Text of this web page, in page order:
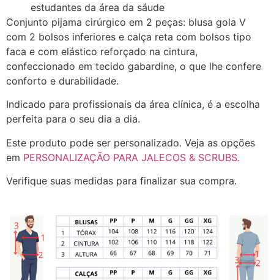
estudantes da área da sáude
Conjunto pijama cirúrgico em 2 peças: blusa gola V
com 2 bolsos inferiores e calça reta com bolsos tipo
faca e com elástico reforçado na cintura,
confeccionado em tecido gabardine, o que lhe confere
conforto e durabilidade.
Indicado para profissionais da área clínica, é a escolha
perfeita para o seu dia a dia.
Este produto pode ser personalizado. Veja as opções
em PERSONALIZAÇÃO PARA JALECOS & SCRUBS.
Verifique suas medidas para finalizar sua compra.